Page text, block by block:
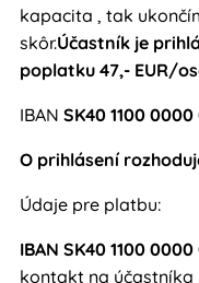
kapacita , tak
skôr.Účastník je
poplatku 47,- EUR/
IBAN SK40 1100
O prihlásení
Údaje pre platbu:
IBAN SK40 1100
kontakt na